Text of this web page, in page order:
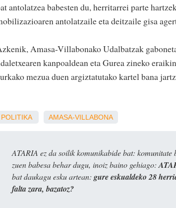
antolatzea babesten du, herritarrei parte
antolatzaile eta deitzaile gisa
Amasa-Villabonako Udalbatzak
kanpoaldean eta Gurea zineko
mezua duen argiztatutako kartel bana
POLITIKA AMASA-VILLABONA
ATARIA ez da soilik komunikabide bat: komunitate
zuen babesa behar dugu, inoiz baino gehiago:
bat daukagu esku artean: gure eskualdeko 28
falta zara, bazatoz?